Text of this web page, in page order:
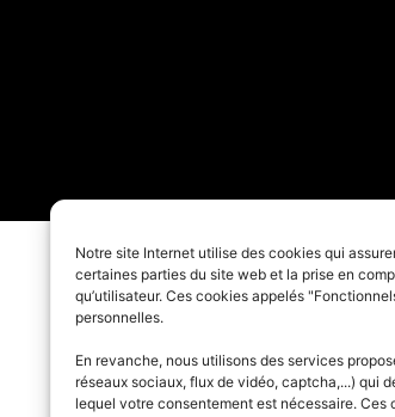
Notre site Internet utilise des cookies qui
certaines parties du site web et la prise en
qu’utilisateur. Ces cookies appelés
personnelles.
En revanche, nous utilisons des services
réseaux sociaux, flux de vidéo, captcha,...) qui
lequel votre consentement est nécessaire. Ces